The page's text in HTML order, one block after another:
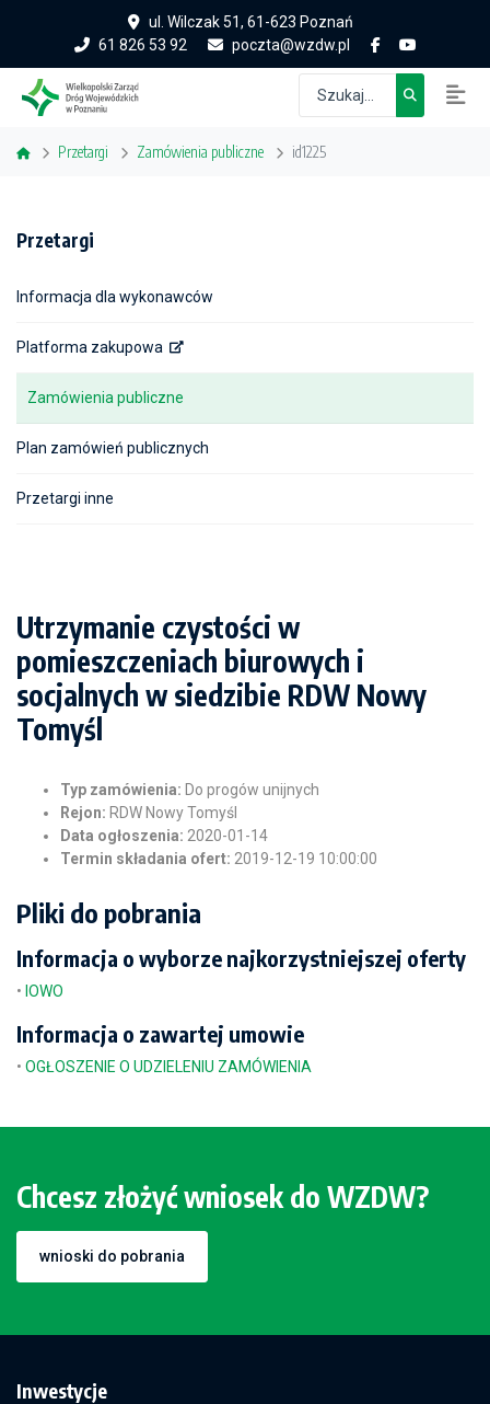
ul. Wilczak 51, 61-623 Poznań
61 826 53 92
poczta@wzdw.pl
Przetargi Zamówienia publiczne id1225
Przetargi
Informacja dla wykonawców
Platforma zakupowa
Zamówienia publiczne
Plan zamówień publicznych
Przetargi inne
Utrzymanie czystości w
pomieszczeniach biurowych i
socjalnych w siedzibie RDW Nowy
Tomyśl
Typ zamówienia: Do progów unijnych
Rejon: RDW Nowy Tomyśl
Data ogłoszenia: 2020-01-14
Termin składania ofert: 2019-12-19 10:00:00
Pliki do pobrania
Informacja o wyborze najkorzystniejszej oferty
• IOWO
Informacja o zawartej umowie
• OGŁOSZENIE O UDZIELENIU ZAMÓWIENIA
Chcesz złożyć wniosek do WZDW?
wnioski do pobrania
Inwestycje